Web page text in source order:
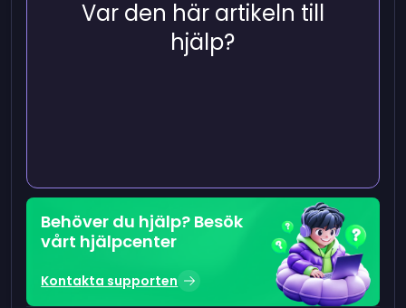
Var den här artikeln till
hjälp?
Behöver du hjälp? Besök
vårt hjälpcenter
Kontakta supporten